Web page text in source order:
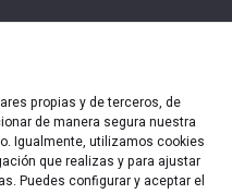
propias y de terceros, de
de manera segura nuestra
Igualmente, utilizamos cookies
que realizas y para ajustar
Puedes configurar y aceptar el